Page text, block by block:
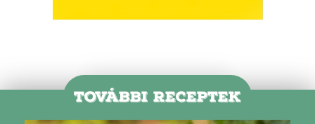
TOVÁBBI RECEPTEK